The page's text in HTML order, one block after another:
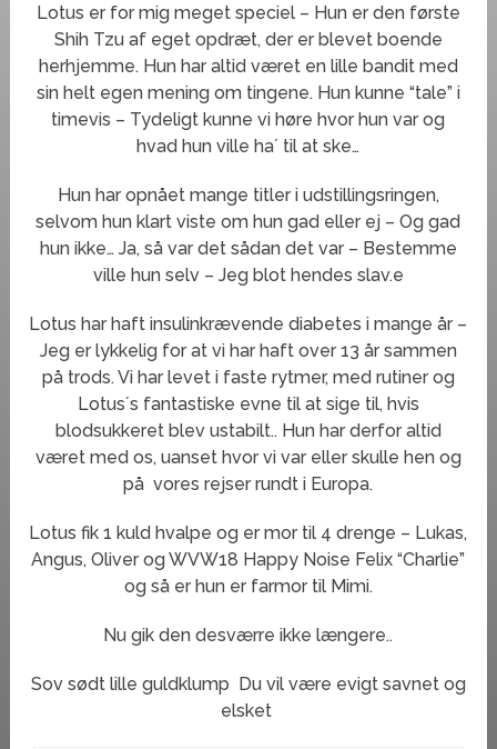
Lotus er for mig meget speciel – Hun er den første
Shih Tzu af eget opdræt, der er blevet boende
herhjemme. Hun har altid været en lille bandit med
sin helt egen mening om tingene. Hun kunne “tale” i
timevis – Tydeligt kunne vi høre hvor hun var og
hvad hun ville ha´ til at ske…
Hun har opnået mange titler i udstillingsringen,
selvom hun klart viste om hun gad eller ej – Og gad
hun ikke… Ja, så var det sådan det var – Bestemme
ville hun selv – Jeg blot hendes slav.e
Lotus har haft insulinkrævende diabetes i mange år –
Jeg er lykkelig for at vi har haft over 13 år sammen
på trods. Vi har levet i faste rytmer, med rutiner og
Lotus´s fantastiske evne til at sige til, hvis
blodsukkeret blev ustabilt.. Hun har derfor altid
været med os, uanset hvor vi var eller skulle hen og
på vores rejser rundt i Europa.
Lotus fik 1 kuld hvalpe og er mor til 4 drenge – Lukas,
Angus, Oliver og WVW18 Happy Noise Felix “Charlie”
og så er hun er farmor til Mimi.
Nu gik den desværre ikke længere..
Sov sødt lille guldklump Du vil være evigt savnet og
elsket